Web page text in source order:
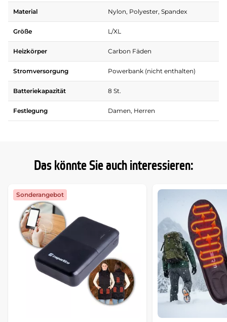
Das könnte Sie auch interessieren:
Sonderangebot
Material Nylon, Polyester, Spandex
Größe L/XL
Heizkörper Carbon Fäden
Stromversorgung Powerbank (nicht enthalten)
Batteriekapazität 8 St.
Festlegung Damen, Herren